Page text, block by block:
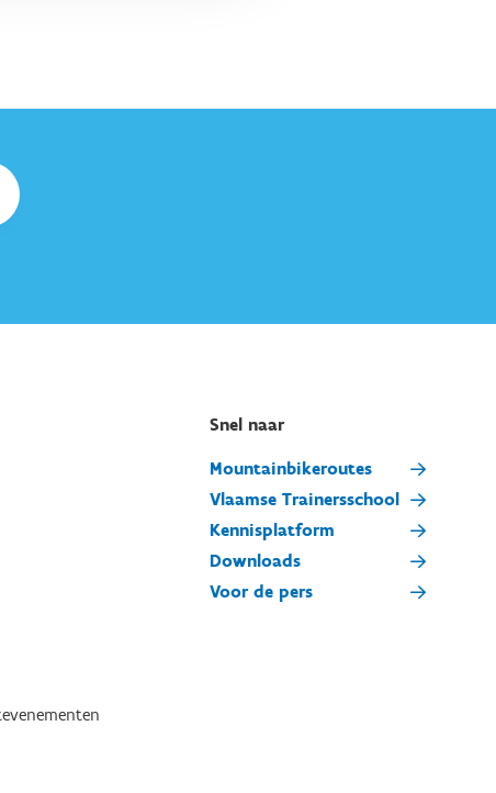
Snel naar
Mountainbikeroutes
Vlaamse Trainersschool
Kennisplatform
Downloads
Voor de pers